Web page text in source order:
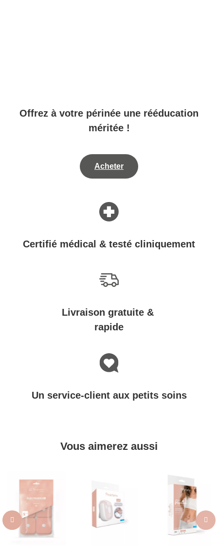
Offrez à votre périnée une rééducation
méritée !
Acheter
Certifié médical & testé cliniquement
Livraison gratuite &
rapide
Un service-client aux petits soins
Vous aimerez aussi